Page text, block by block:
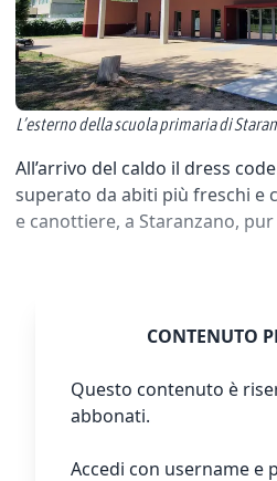
L’esterno della scuola primaria di
All’arrivo del caldo il dress
superato da abiti più freschi e
e canottiere, a Staranzano,
CONTENUTO
Questo contenuto è
abbonati.
Accedi con username e